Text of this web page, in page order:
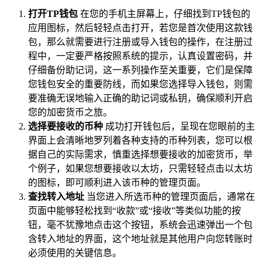
打开TP钱包 在您的手机主屏幕上，仔细找到TP钱包的
应用图标，然后轻轻点击打开，若您是首次使用这款钱
包，那么就需要进行注册或导入钱包的操作，在注册过
程中，一定要严格按照系统的提示，认真设置密码，并
仔细备份助记词，这一系列操作至关重要，它们是保障
您钱包安全的重要防线，而如果您选择导入钱包，则需
要准确无误地输入正确的助记词或私钥，确保顺利开启
您的加密货币之旅。
选择要接收的币种 成功打开钱包后，呈现在您眼前的主
界面上会清晰地罗列着各种支持的币种列表，您可以根
据自己的实际需求，慎重选择想要接收的加密货币，举
个例子，如果您想要接收以太坊，只需轻轻点击以太坊
的图标，即可顺利进入该币种的管理页面。
查找转入地址 当您进入所选币种的管理页面后，通常在
页面中能够轻松找到“收款”或“接收”等类似功能的按
钮，毫不犹豫地点击这个按钮，系统会迅速弹出一个包
含转入地址的界面，这个地址就是其他用户向您转账时
必须使用的关键信息。